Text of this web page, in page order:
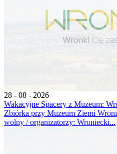
28 - 08 - 2026
Wakacyjne Spacery z Muzeum:
Zbiórka przy Muzeum Ziemi
wolny / organizatorzy: Wroniecki...